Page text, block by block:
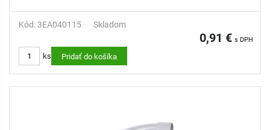
Kód: 3EA040115 Skladom
0,91 € s DPH
ks Pridať do košíka